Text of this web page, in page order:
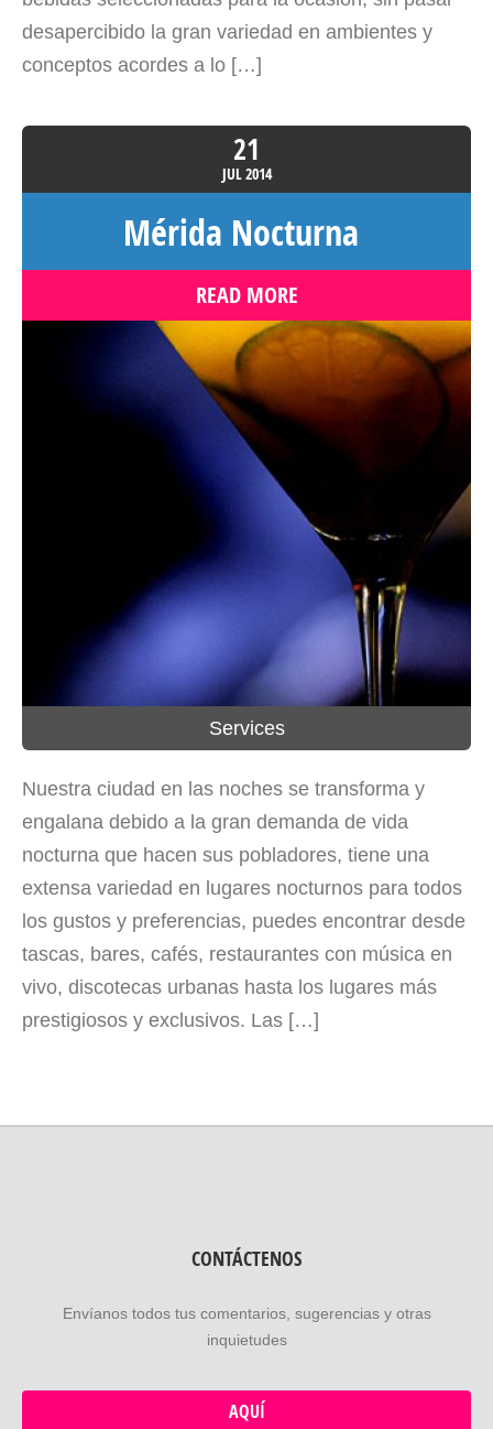
desapercibido la gran variedad en ambientes y
conceptos acordes a lo […]
21
JUL2014
Mérida Nocturna
READ MORE
Services
Nuestra ciudad en las noches se transforma y
engalana debido a la gran demanda de vida
nocturna que hacen sus pobladores, tiene una
extensa variedad en lugares nocturnos para todos
los gustos y preferencias, puedes encontrar desde
tascas, bares, cafés, restaurantes con música en
vivo, discotecas urbanas hasta los lugares más
prestigiosos y exclusivos. Las […]
CONTÁCTENOS
Envíanos todos tus comentarios, sugerencias y otras
inquietudes
AQUÍ